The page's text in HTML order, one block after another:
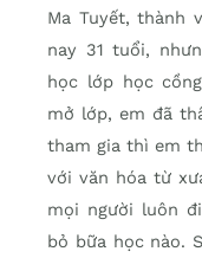
Ma Tuyết, thành
nay 31 tuổi,
học lớp học
mở lớp, em đã
tham gia thì em
với văn hóa từ
mọi người luôn
bỏ bữa học nào.